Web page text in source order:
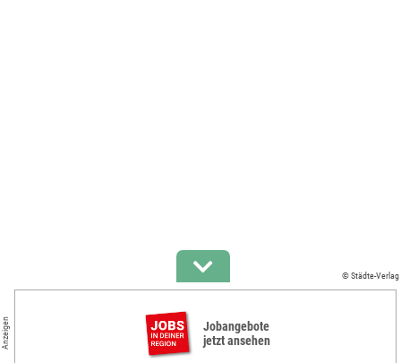
© Städte-Verlag
Anzeigen
Jobangebote
jetzt ansehen